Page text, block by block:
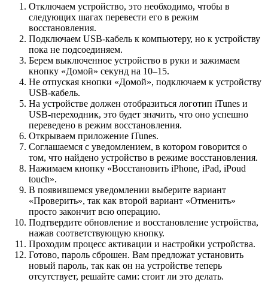
Отключаем устройство, это необходимо, чтобы в
следующих шагах перевести его в режим
восстановления.
Подключаем USB-кабель к компьютеру, но к устройству
пока не подсоединяем.
Берем выключенное устройство в руки и зажимаем
кнопку «Домой» секунд на 10–15.
Не отпуская кнопки «Домой», подключаем к устройству
USB-кабель.
На устройстве должен отобразиться логотип iTunes и
USB-переходник, это будет значить, что оно успешно
переведено в режим восстановления.
Открываем приложение iTunes.
Соглашаемся с уведомлением, в котором говорится о
том, что найдено устройство в режиме восстановления.
Нажимаем кнопку «Восстановить iPhone, iPad, iPoud
touch».
В появившемся уведомлении выберите вариант
«Проверить», так как второй вариант «Отменить»
просто закончит всю операцию.
Подтвердите обновление и восстановление устройства,
нажав соответствующую кнопку.
Проходим процесс активации и настройки устройства.
Готово, пароль сброшен. Вам предложат установить
новый пароль, так как он на устройстве теперь
отсутствует, решайте сами: стоит ли это делать.